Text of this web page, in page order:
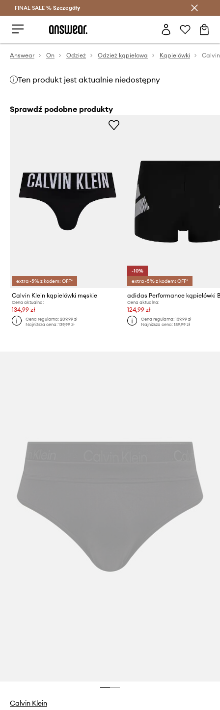
Oszczędzaj z Answear Club >
FINAL SALE % Szczegóły
Answear On Odzież Odzież kąpielowa Kąpielówki
Ten produkt jest aktualnie niedostępny
Sprawdź podobne produkty
extra -5% z kodem: OFF*
Calvin Klein kąpielówki męskie
Cena aktualna:
134,99 zł
Cena regularna:209,99 zł
Najniższa cena:139,99 zł
-10%
extra -5% z kodem: OFF*
Cena aktualna:
124,99 zł
Cena regularna: 139,99 zł
Najniższa cena: 139,99 zł
Calvin Klein